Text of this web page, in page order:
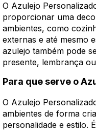
O Azulejo
proporcionar uma
ambientes, como
externas e até mesmo
azulejo também pode
presente, lembrança
Para que serve o
O Azulejo
ambientes de forma
personalidade e estilo.